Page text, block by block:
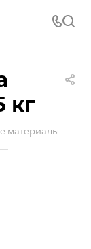
кг
материалы